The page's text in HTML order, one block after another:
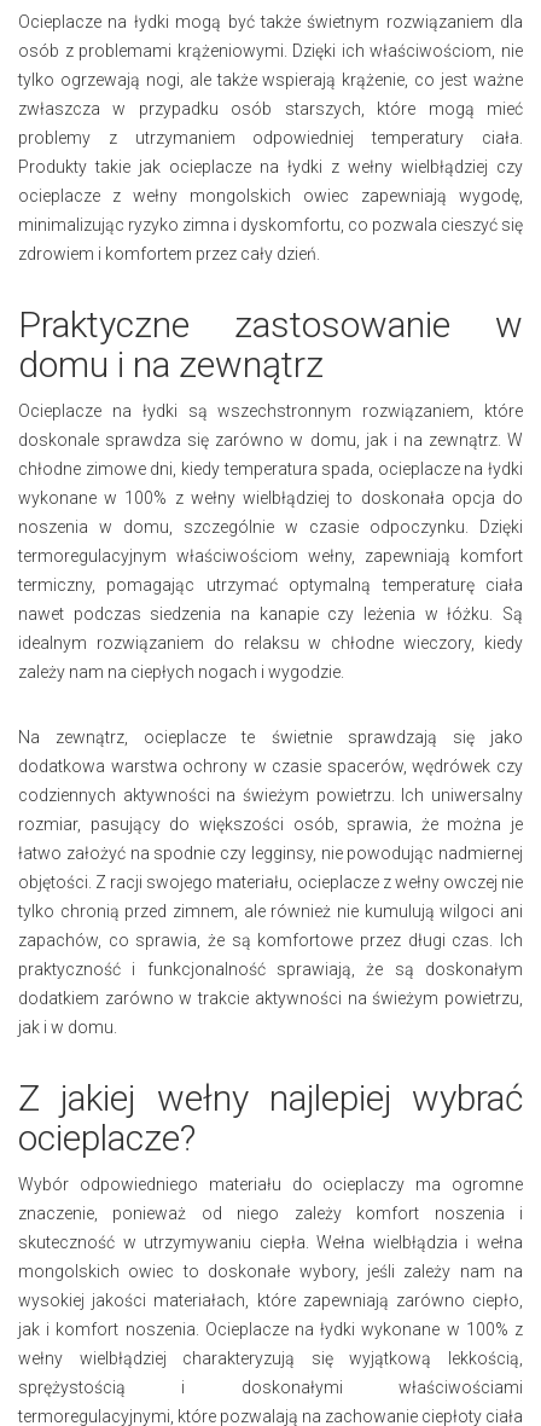
Ocieplacze na łydki mogą być także świetnym rozwiązaniem dla
osób z problemami krążeniowymi. Dzięki ich właściwościom, nie
tylko ogrzewają nogi, ale także wspierają krążenie, co jest ważne
zwłaszcza w przypadku osób starszych, które mogą mieć
problemy z utrzymaniem odpowiedniej temperatury ciała.
Produkty takie jak ocieplacze na łydki z wełny wielbłądziej czy
ocieplacze z wełny mongolskich owiec zapewniają wygodę,
minimalizując ryzyko zimna i dyskomfortu, co pozwala cieszyć się
zdrowiem i komfortem przez cały dzień.
Praktyczne zastosowanie w
domu i na zewnątrz
Ocieplacze na łydki są wszechstronnym rozwiązaniem, które
doskonale sprawdza się zarówno w domu, jak i na zewnątrz. W
chłodne zimowe dni, kiedy temperatura spada, ocieplacze na łydki
wykonane w 100% z wełny wielbłądziej to doskonała opcja do
noszenia w domu, szczególnie w czasie odpoczynku. Dzięki
termoregulacyjnym właściwościom wełny, zapewniają komfort
termiczny, pomagając utrzymać optymalną temperaturę ciała
nawet podczas siedzenia na kanapie czy leżenia w łóżku. Są
idealnym rozwiązaniem do relaksu w chłodne wieczory, kiedy
zależy nam na ciepłych nogach i wygodzie.
Na zewnątrz, ocieplacze te świetnie sprawdzają się jako
dodatkowa warstwa ochrony w czasie spacerów, wędrówek czy
codziennych aktywności na świeżym powietrzu. Ich uniwersalny
rozmiar, pasujący do większości osób, sprawia, że można je
łatwo założyć na spodnie czy legginsy, nie powodując nadmiernej
objętości. Z racji swojego materiału, ocieplacze z wełny owczej nie
tylko chronią przed zimnem, ale również nie kumulują wilgoci ani
zapachów, co sprawia, że są komfortowe przez długi czas. Ich
praktyczność i funkcjonalność sprawiają, że są doskonałym
dodatkiem zarówno w trakcie aktywności na świeżym powietrzu,
jak i w domu.
Z jakiej wełny najlepiej wybrać
ocieplacze?
Wybór odpowiedniego materiału do ocieplaczy ma ogromne
znaczenie, ponieważ od niego zależy komfort noszenia i
skuteczność w utrzymywaniu ciepła. Wełna wielbłądzia i wełna
mongolskich owiec to doskonałe wybory, jeśli zależy nam na
wysokiej jakości materiałach, które zapewniają zarówno ciepło,
jak i komfort noszenia. Ocieplacze na łydki wykonane w 100% z
wełny wielbłądziej charakteryzują się wyjątkową lekkością,
sprężystością i doskonałymi właściwościami
termoregulacyjnymi, które pozwalają na zachowanie ciepłoty ciała